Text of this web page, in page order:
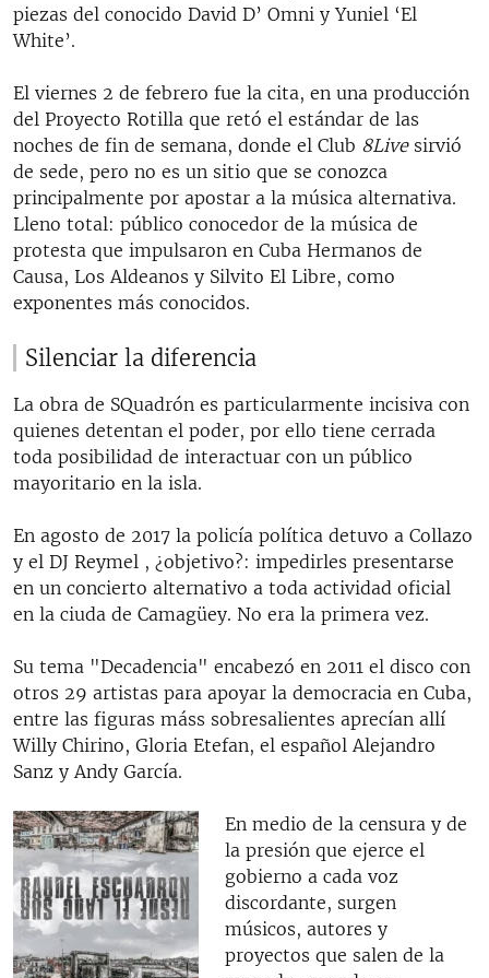
piezas del conocido David D’ Omni y Yuniel ‘El
White’.
El viernes 2 de febrero fue la cita, en una producción
del Proyecto Rotilla que retó el estándar de las
noches de fin de semana, donde el Club 8Livesirvió
de sede, pero no es un sitio que se conozca
principalmente por apostar a la música alternativa.
Lleno total: público conocedor de la música de
protesta que impulsaron en Cuba Hermanos de
Causa, Los Aldeanos y Silvito El Libre, como
exponentes más conocidos.
Silenciar la diferencia
La obra de SQuadrón es particularmente incisiva con
quienes detentan el poder, por ello tiene cerrada
toda posibilidad de interactuar con un público
mayoritario en la isla.
En agosto de 2017 la policía política detuvo a Collazo
y el DJ Reymel , ¿objetivo?: impedirles presentarse
en un concierto alternativo a toda actividad oficial
en la ciuda de Camagüey. No era la primera vez.
Su tema "Decadencia" encabezó en 2011 el disco con
otros 29 artistas para apoyar la democracia en Cuba,
entre las figuras máss sobresalientes aprecían allí
Willy Chirino, Gloria Etefan, el español Alejandro
Sanz y Andy García.
En medio de la censura y de
la presión que ejerce el
gobierno a cada voz
discordante, surgen
músicos, autores y
proyectos que salen de la